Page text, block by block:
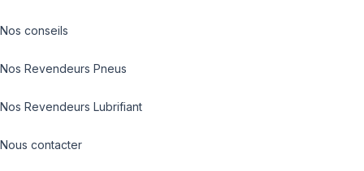
Nos conseils
Nos Revendeurs Pneus
Nos Revendeurs Lubrifiant
Nous contacter